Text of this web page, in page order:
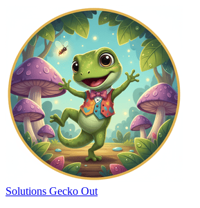
Solutions Gecko Out